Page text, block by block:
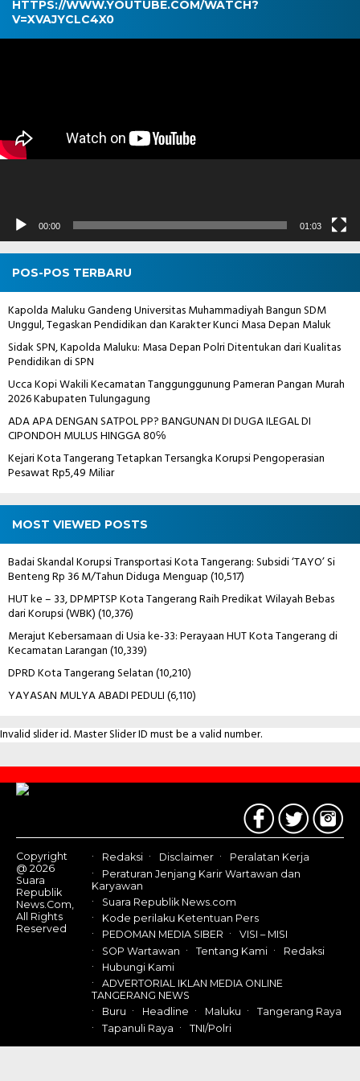
HTTPS://WWW.YOUTUBE.COM/WATCH?
V=XVAJYCLC4X0
Pemutar
00:00 01:03
POS-POS TERBARU
Kapolda Maluku Gandeng Universitas Muhammadiyah Bangun SDM
Unggul, Tegaskan Pendidikan dan Karakter Kunci Masa Depan Maluk
Sidak SPN, Kapolda Maluku: Masa Depan Polri Ditentukan dari Kualitas
Pendidikan di SPN
Ucca Kopi Wakili Kecamatan Tanggunggunung Pameran Pangan Murah
2026 Kabupaten Tulungagung
ADA APA DENGAN SATPOL PP? BANGUNAN DI DUGA ILEGAL DI
CIPONDOH MULUS HINGGA 80℅
Kejari Kota Tangerang Tetapkan Tersangka Korupsi Pengoperasian
Pesawat Rp5,49 Miliar
MOST VIEWED POSTS
Badai Skandal Korupsi Transportasi Kota Tangerang: Subsidi ‘TAYO’ Si
Benteng Rp 36 M/Tahun Diduga Menguap(10,517)
HUT ke – 33, DPMPTSP Kota Tangerang Raih Predikat Wilayah Bebas
dari Korupsi (WBK)(10,376)
Merajut Kebersamaan di Usia ke-33: Perayaan HUT Kota Tangerang di
Kecamatan Larangan(10,339)
DPRD Kota Tangerang Selatan(10,210)
YAYASAN MULYA ABADI PEDULI(6,110)
Invalid slider id. Master Slider ID must be a valid number.
Contact
Us
Copyright
@ 2026
Suara
Republik
News.Com,
All Rights
Reserved
Redaksi Disclaimer
Peralatan Kerja
Peraturan Jenjang Karir Wartawan dan
Karyawan
Suara Republik News.com
Kode perilaku Ketentuan Pers
PEDOMAN MEDIA SIBER
VISI – MISI
SOP Wartawan
Tentang Kami
Redaksi
Hubungi Kami
ADVERTORIAL IKLAN MEDIA ONLINE
TANGERANG NEWS
Buru
Headline Maluku
Tangerang Raya
Tapanuli Raya
TNI/Polri